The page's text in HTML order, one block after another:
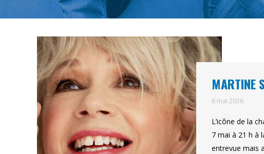
MARTINE
6 mai 2026
L’icône de la
7 mai à 21 h à
entrevue mais